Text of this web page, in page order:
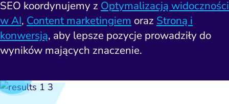
i budowanie popytu
Strona i konwersja
Analityka i atrybucja
Content marketing
Outsourcing IT
SEO koordynujemy z Optymalizacją widoczności
w AI, Content marketingiem oraz Stroną i
konwersją, aby lepsze pozycje prowadziły do
wyników mających znaczenie.